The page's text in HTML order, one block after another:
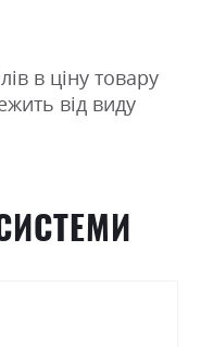
в ціну товару
від виду